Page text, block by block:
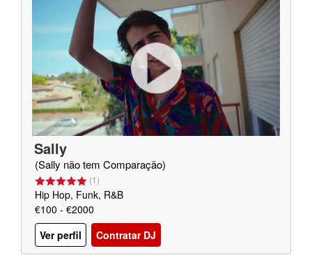
Sally
(Sally não tem Comparação)
(1)
Hip Hop, Funk, R&B
€100 - €2000
Ver perfil
Contratar DJ